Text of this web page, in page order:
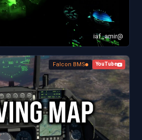
@iaf_amir
YouTube
Falcon BMS